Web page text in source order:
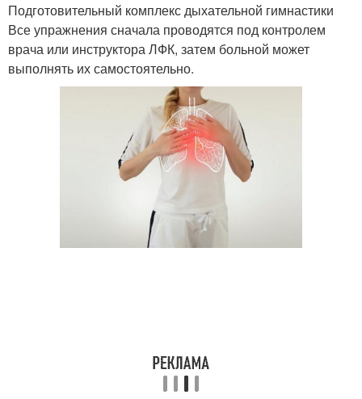
Подготовительный комплекс дыхательной гимнастики
Все упражнения сначала проводятся под контролем
врача или инструктора ЛФК, затем больной может
выполнять их самостоятельно.